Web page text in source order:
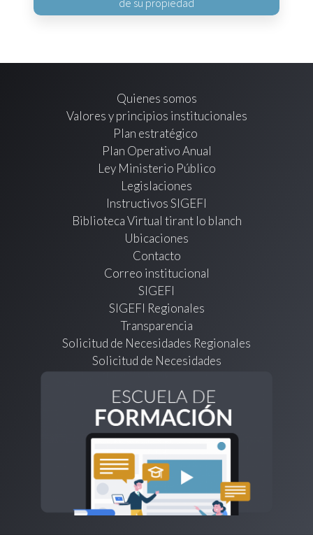
de su propiedad
Quienes somos
Valores y principios institucionales
Plan estratégico
Plan Operativo Anual
Ley Ministerio Público
Legislaciones
Instructivos SIGEFI
Biblioteca Virtual tirant lo blanch
Ubicaciones
Contacto
Correo institucional
SIGEFI
SIGEFI Regionales
Transparencia
Solicitud de Necesidades Regionales
Solicitud de Necesidades